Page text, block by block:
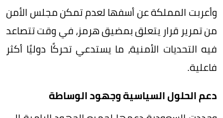
وأعربت المملكة عن أسفها لعدم تمكن مجلس الأمن
من تمرير قرار يتعلق بمضيق هرمز، في وقت تتصاعد
فيه التحديات الأمنية، ما يستدعي تحركًا دوليًا أكثر
فاعلية.
دعم الحلول السياسية وجهود الوساطة